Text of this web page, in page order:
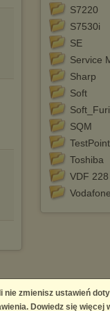
S7220
S7530i
SE
Service
Sharp
Soft
SQM
TestPoint
Toshiba
VDF 228
zmienisz ustawień
Dowiedz się więcej